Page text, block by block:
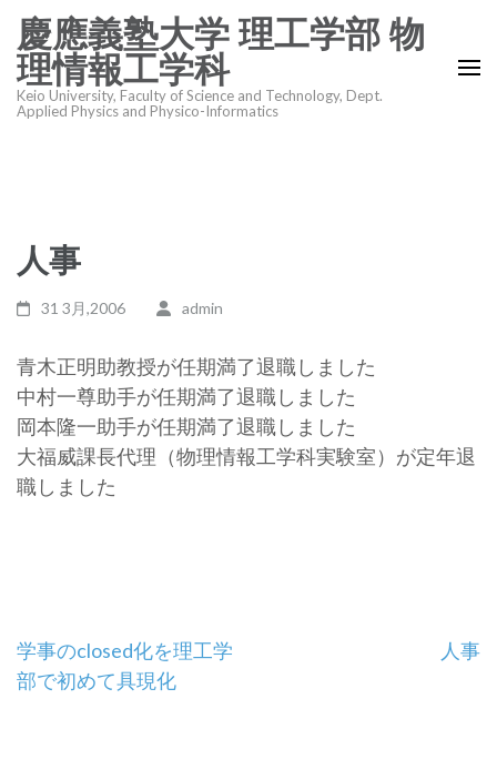
ン
テ
ン
プ
(Enter
押
す)
慶應義塾大学 理工学部 物
理情報工学科
Keio University, Faculty of Science and Technology, Dept.
Applied Physics and Physico-Informatics
人事
31 3月,2006 admin
青木正明助教授が任期満了退職しました
中村一尊助手が任期満了退職しました
岡本隆一助手が任期満了退職しました
大福威課長代理（物理情報工学科実験室）が定年退
職しました
投
稿
学事のclosed化を理工学
部で初めて具現化
人事